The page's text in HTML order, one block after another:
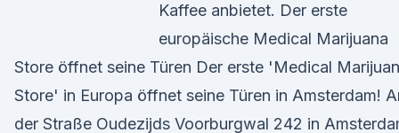
Kaffee anbietet. Der erste
europäische Medical Marijuana
Store öffnet seine Türen Der erste 'Medical
Store' in Europa öffnet seine Türen in Amsterdam!
der Straße Oudezijds Voorburgwal 242 in